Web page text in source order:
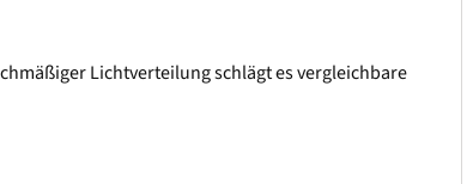
Lichtverteilung schlägt es vergleichbare